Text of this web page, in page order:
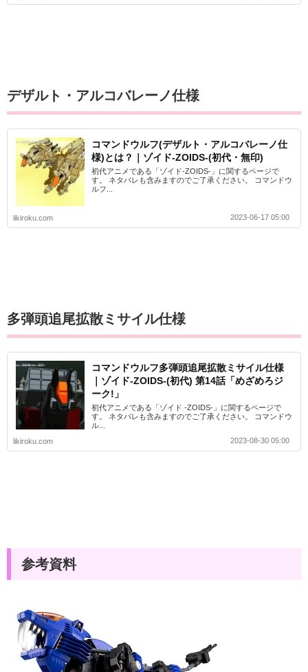
デザルト・アルコバレーノ仕様
コマンドウルフ(デザルト・アルコバレーノ仕
様)とは？｜ゾイド-ZOIDS-(初代・無印)
初代アニメである「ゾイド-ZOIDS-」に関するページで
す。 ネタバレも含みますのでご了承ください。 コマンドウ
ルフ...
likiroku.com 2023-06-17 05:00
多弾頭追尾拡散ミサイル仕様
コマンドウルフ多弾頭追尾拡散ミサイル仕様
｜ゾイド-ZOIDS-(初代) 第14話「めざめろジ
ーク!」
初代アニメである「ゾイド -ZOIDS-」に関するページで
す。 ネタバレも含みますのでご了承ください。 コマンドウ
ル...
likiroku.com
2023-08-30 05:00
参考資料